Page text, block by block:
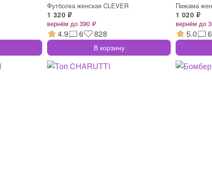
Футболка женская CLEVER
1 320 ₽
вернём до 390 ₽
4.9 6 828
В корзину
Пижама
1 020 ₽
вернём до
5.0 6